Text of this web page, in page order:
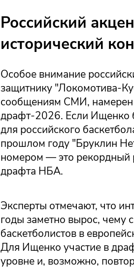
Российский
исторический
Особое внимание
защитнику "Локомотива-
сообщениям СМИ, намерен
драфт-2026. Если Ищенко
для российского
прошлом году "Бруклин
номером — это рекордный
драфта НБА.
Эксперты отмечают, что
годы заметно вырос, чему
баскетболистов в
Для Ищенко участие в
уровне и, возможно,